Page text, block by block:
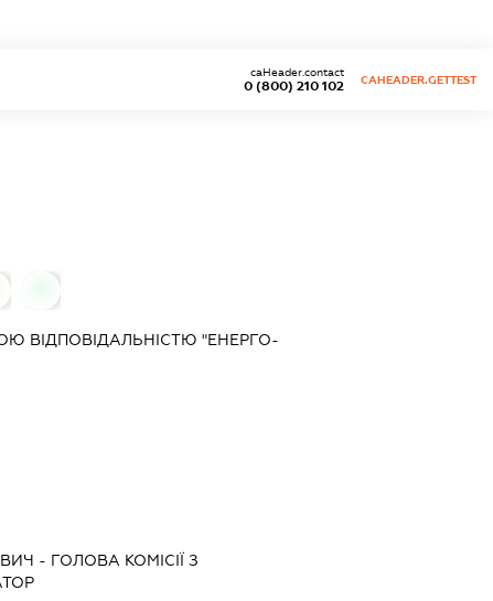
0 (800) 210 102
caHeader.contact
CAHEADER.GETTEST
ВІДПОВІДАЛЬНІСТЮ "ЕНЕРГО-
- ГОЛОВА КОМІСІЇ З